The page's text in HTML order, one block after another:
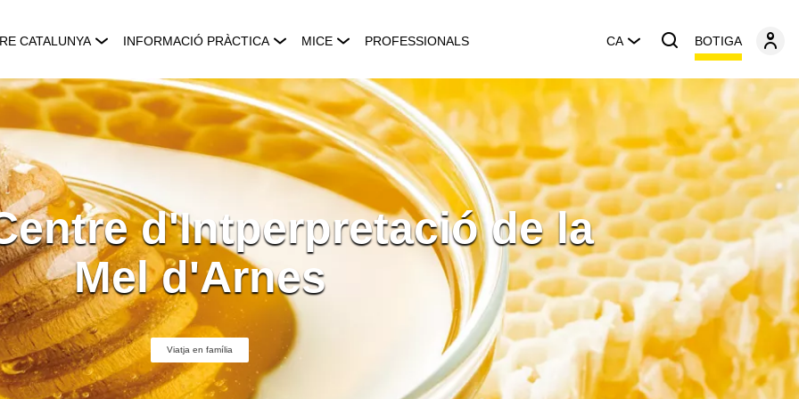
CATALUNYA INFORMACIÓ PRÀCTICA MICE PROFESSIONALS CA BOTIGA
d'Intperpretació de la
Mel d'Arnes
Viatja en família